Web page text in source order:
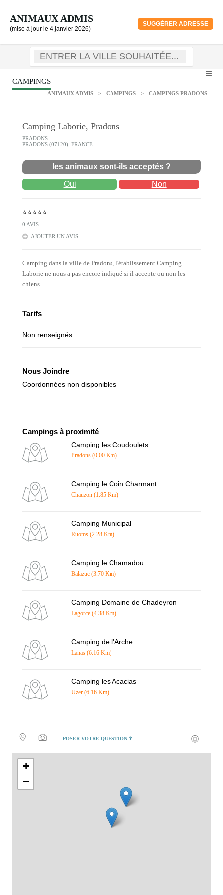
ANIMAUX ADMIS
(mise à jour le 4 janvier 2026)
SUGGÉRER ADRESSE
CAMPINGS
ANIMAUX ADMIS > CAMPINGS > CAMPINGS PRADONS
Camping Laborie, Pradons
PRADONS
PRADONS (07120), FRANCE
les animaux sont-ils acceptés ?
Oui Non
⭐⭐⭐⭐⭐
0 AVIS
AJOUTER UN AVIS
Camping dans la ville de Pradons, l'établissement Camping
Laborie ne nous a pas encore indiqué si il accepte ou non les
chiens.
Tarifs
Non renseignés
Nous Joindre
Coordonnées non disponibles
Campings à proximité
Camping les Coudoulets
Pradons (0.00 Km)
Camping le Coin Charmant
Chauzon (1.85 Km)
Camping Municipal
Ruoms (2.28 Km)
Camping le Chamadou
Balazuc (3.70 Km)
Camping Domaine de Chadeyron
Lagorce (4.38 Km)
Camping de l'Arche
Lanas (6.16 Km)
Camping les Acacias
Uzer (6.16 Km)
POSER VOTRE QUESTION ❓
+
−